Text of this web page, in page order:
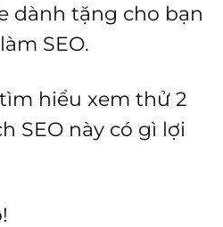
dành tặng cho bạn
SEO.
hiểu xem thử 2
SEO này có gì lợi